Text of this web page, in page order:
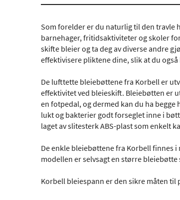
Som forelder er du naturlig til den travle
barnehager, fritidsaktiviteter og skoler
skifte bleier og ta deg av diverse andre
effektivisere pliktene dine, slik at du
De lufttette bleiebøttene fra Korbell er
effektivitet ved bleieskift. Bleiebøtten er
en fotpedal, og dermed kan du ha
lukt og bakterier godt forseglet inne i
laget av slitesterk ABS-plast som enkelt
De enkle bleiebøttene fra Korbell finnes i
modellen er selvsagt en større
Korbell bleiespann er den sikre måten